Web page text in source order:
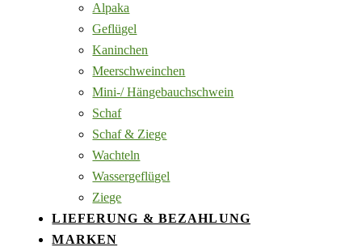
Alpaka
Geflügel
Kaninchen
Meerschweinchen
Mini-/ Hängebauchschwein
Schaf
Schaf & Ziege
Wachteln
Wassergeflügel
Ziege
LIEFERUNG & BEZAHLUNG
MARKEN